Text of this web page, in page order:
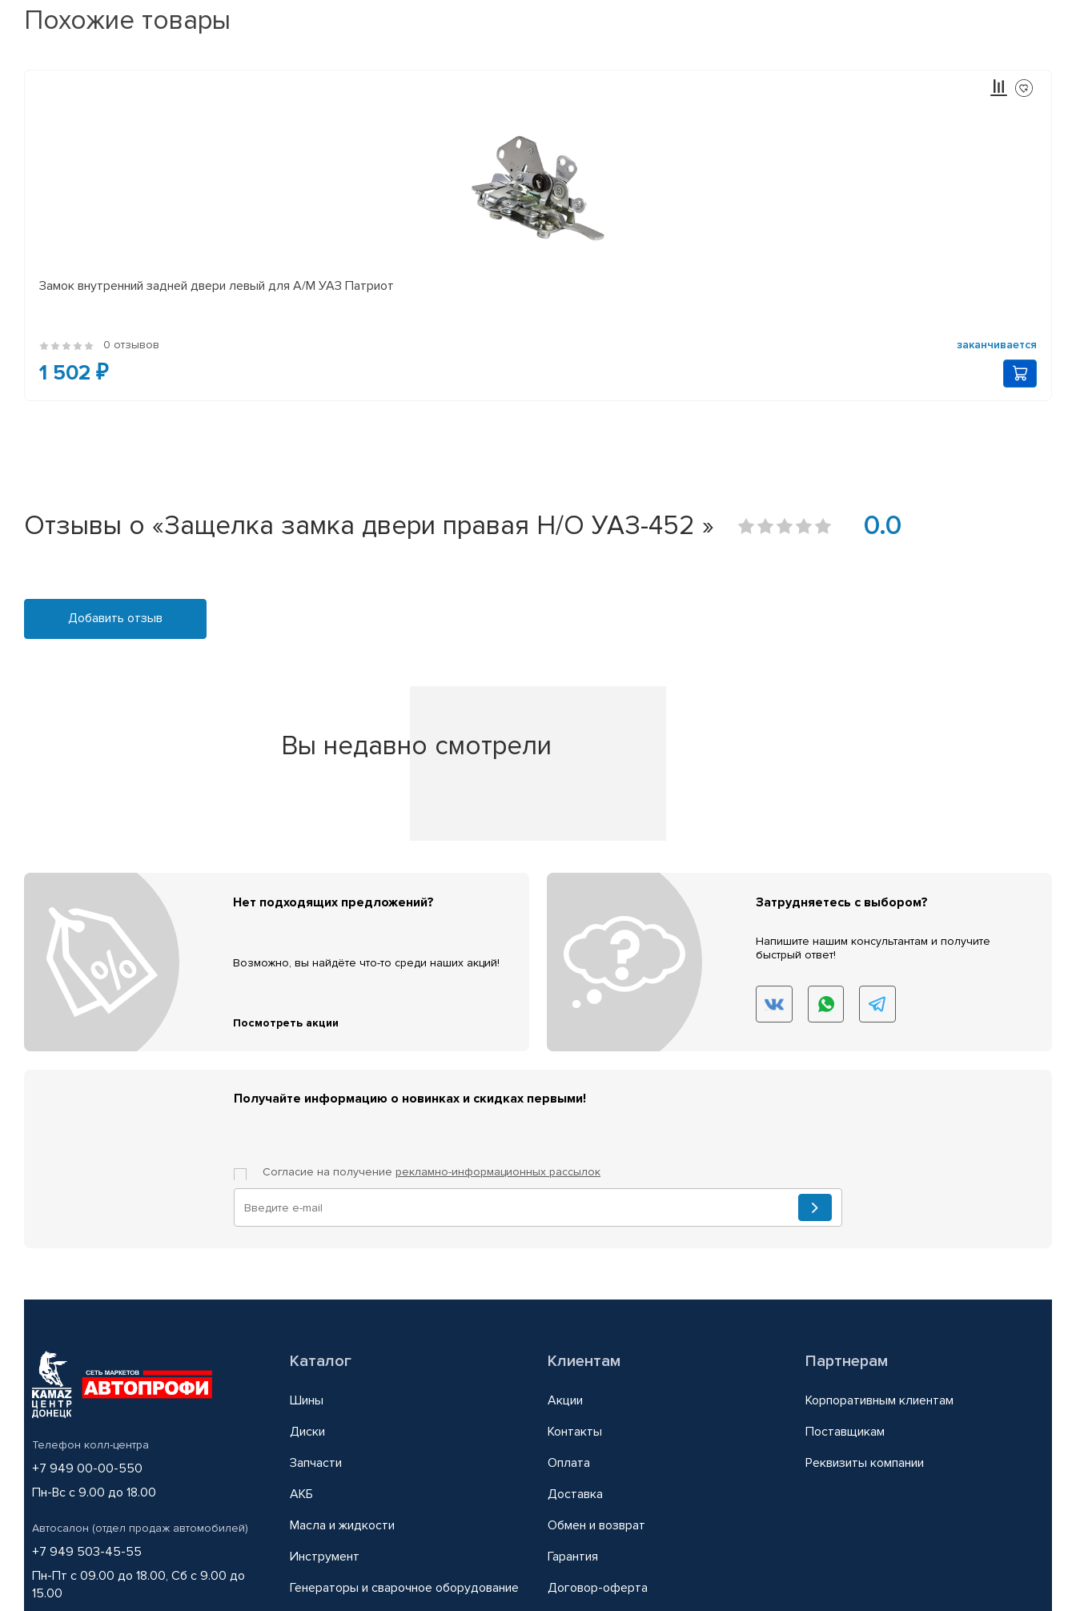
Похожие товары
Замок внутренний задней двери левый для А/М УАЗ Патриот
0 отзывов заканчивается
1 502 ₽
Отзывы о «Защелка замка двери правая Н/О УАЗ-452 » 0.0
Добавить отзыв
Вы недавно смотрели
Нет подходящих предложений?
Возможно, вы найдёте что-то среди наших акций!
Посмотреть акции
Затрудняетесь с выбором?
Напишите нашим консультантам и получите
быстрый ответ!
Получайте информацию о новинках и скидках первыми!
Согласие на получение рекламно-информационных рассылок
Телефон колл-центра
+7 949 00-00-550
Пн-Вс с 9.00 до 18.00
Автосалон (отдел продаж автомобилей)
+7 949 503-45-55
Пн-Пт с 09.00 до 18.00, Сб с 9.00 до
15.00
Каталог
Шины
Диски
Запчасти
АКБ
Масла и жидкости
Инструмент
Генераторы и сварочное оборудование
Клиентам
Акции
Контакты
Оплата
Доставка
Обмен и возврат
Гарантия
Договор-оферта
Партнерам
Корпоративным клиентам
Поставщикам
Реквизиты компании